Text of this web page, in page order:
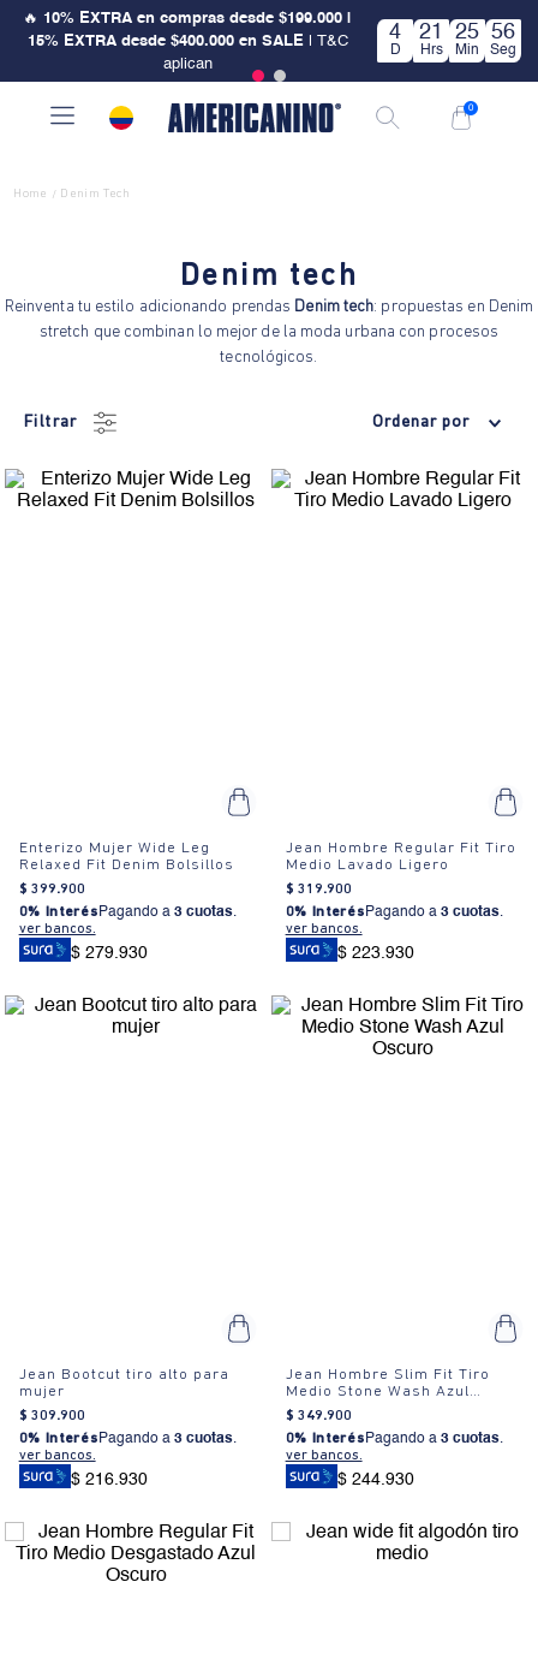
🔥 10% EXTRA en compras desde $199.000 |
15% EXTRA desde $400.000 en SALE| T&C
aplican
4
D
21
Hrs
25
Min
56
Seg
0
Home / Denim Tech
Denim tech
Reinventa tu estilo adicionando prendas Denim tech: propuestas en Denim
stretch que combinan lo mejor de la moda urbana con procesos
tecnológicos.
Filtrar Ordenar por
Enterizo Mujer Wide Leg
Relaxed Fit Denim Bolsillos
$ 399.900
0% Interés Pagando a 3 cuotas.
ver bancos.
$ 279.930
Jean Hombre Regular Fit Tiro
Medio Lavado Ligero
$ 319.900
0% Interés Pagando a 3 cuotas.
ver bancos.
$ 223.930
Jean Bootcut tiro alto para
mujer
$ 309.900
0% Interés Pagando a 3 cuotas.
ver bancos.
$ 216.930
Jean Hombre Slim Fit Tiro
Medio Stone Wash Azul
Oscuro
$ 349.900
0% Interés Pagando a 3 cuotas.
ver bancos.
$ 244.930